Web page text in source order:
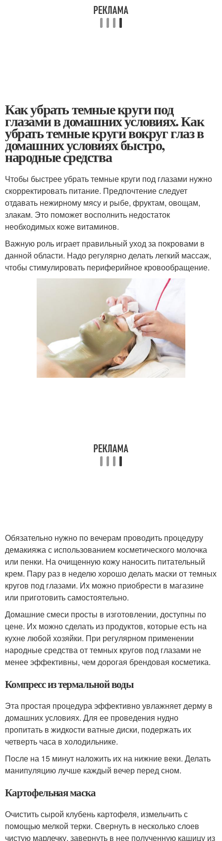
Как убрать темные круги под
глазами в домашних условиях. Как
убрать темные круги вокруг глаз в
домашних условиях быстро,
народные средства
Чтобы быстрее убрать темные круги под глазами нужно
скорректировать питание. Предпочтение следует
отдавать нежирному мясу и рыбе, фруктам, овощам,
злакам. Это поможет восполнить недостаток
необходимых коже витаминов.
Важную роль играет правильный уход за покровами в
данной области. Надо регулярно делать легкий массаж,
чтобы стимулировать периферийное кровообращение.
Обязательно нужно по вечерам проводить процедуру
демакияжа с использованием косметического молочка
или пенки. На очищенную кожу наносить питательный
крем. Пару раз в неделю хорошо делать маски от темных
кругов под глазами. Их можно приобрести в магазине
или приготовить самостоятельно.
Домашние смеси просты в изготовлении, доступны по
цене. Их можно сделать из продуктов, которые есть на
кухне любой хозяйки. При регулярном применении
народные средства от темных кругов под глазами не
менее эффективны, чем дорогая брендовая косметика.
Компресс из термальной воды
Эта простая процедура эффективно увлажняет дерму в
домашних условиях. Для ее проведения нудно
пропитать в жидкости ватные диски, подержать их
четверть часа в холодильнике.
После на 15 минут наложить их на нижние веки. Делать
манипуляцию лучше каждый вечер перед сном.
Картофельная маска
Очистить сырой клубень картофеля, измельчить с
помощью мелкой терки. Свернуть в несколько слоев
чистую марлечку, завернуть в нее полученную кашицу из